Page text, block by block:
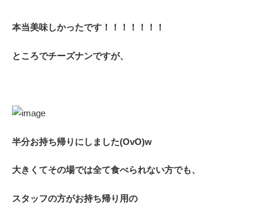
本当美味しかったです！！！！！！！
ところでチーズナンですが、
半分お持ち帰りにしました(OvO)w
大きくてその場では全て食べられない方でも、
スタッフの方がお持ち帰り用の